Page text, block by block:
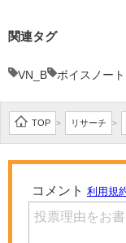
関連タグ
VN_B ボイスノー
TOP > リサーチ >